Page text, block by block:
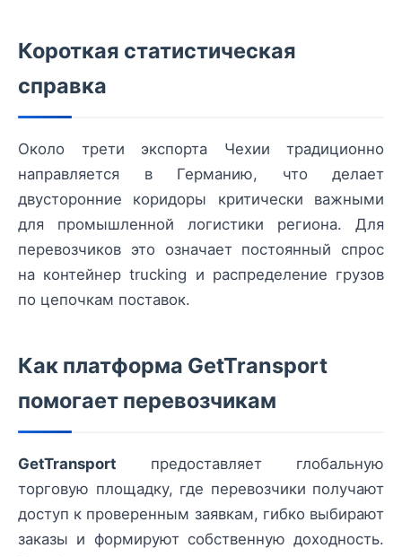
Короткая статистическая
справка
Около трети экспорта Чехии традиционно
направляется в Германию, что делает
двусторонние коридоры критически важными
для промышленной логистики региона. Для
перевозчиков это означает постоянный спрос
на контейнер trucking и распределение грузов
по цепочкам поставок.
Как платформа GetTransport
помогает перевозчикам
GetTransport предоставляет глобальную
торговую площадку, где перевозчики получают
доступ к проверенным заявкам, гибко выбирают
заказы и формируют собственную доходность.